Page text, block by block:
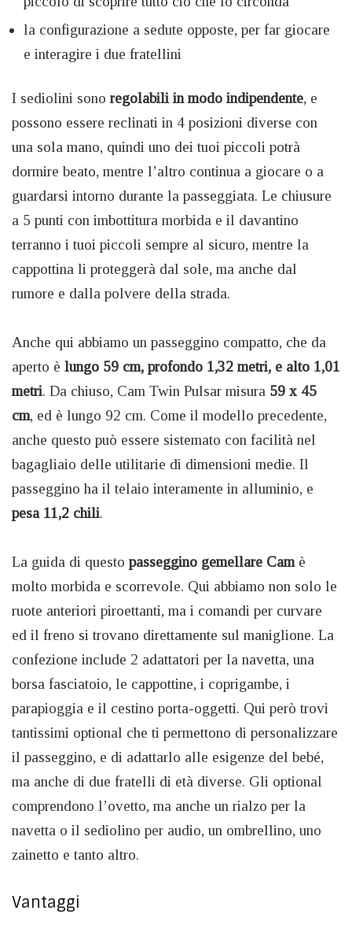
la configurazione a sedute opposte, per far giocare
e interagire i due fratellini
I sediolini sono regolabili in modo indipendente, e
possono essere reclinati in 4 posizioni diverse con
una sola mano, quindi uno dei tuoi piccoli potrà
dormire beato, mentre l’altro continua a giocare o a
guardarsi intorno durante la passeggiata. Le chiusure
a 5 punti con imbottitura morbida e il davantino
terranno i tuoi piccoli sempre al sicuro, mentre la
cappottina li proteggerà dal sole, ma anche dal
rumore e dalla polvere della strada.
Anche qui abbiamo un passeggino compatto, che da
aperto è lungo 59 cm, profondo 1,32 metri, e alto 1,01
metri. Da chiuso, Cam Twin Pulsar misura 59 x 45
cm, ed è lungo 92 cm. Come il modello precedente,
anche questo può essere sistemato con facilità nel
bagagliaio delle utilitarie di dimensioni medie. Il
passeggino ha il telaio interamente in alluminio, e
pesa 11,2 chili.
La guida di questo passeggino gemellare Camè
molto morbida e scorrevole. Qui abbiamo non solo le
ruote anteriori piroettanti, ma i comandi per curvare
ed il freno si trovano direttamente sul maniglione. La
confezione include 2 adattatori per la navetta, una
borsa fasciatoio, le cappottine, i coprigambe, i
parapioggia e il cestino porta-oggetti. Qui però trovi
tantissimi optional che ti permettono di personalizzare
il passeggino, e di adattarlo alle esigenze del bebé,
ma anche di due fratelli di età diverse. Gli optional
comprendono l’ovetto, ma anche un rialzo per la
navetta o il sediolino per audio, un ombrellino, uno
zainetto e tanto altro.
Vantaggi